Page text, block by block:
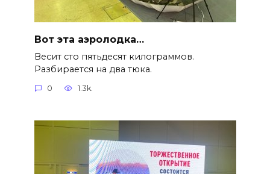
Вот эта аэролодка…
Весит сто пятьдесят килограммов.
Разбирается на два тюка.
0 1.3k.